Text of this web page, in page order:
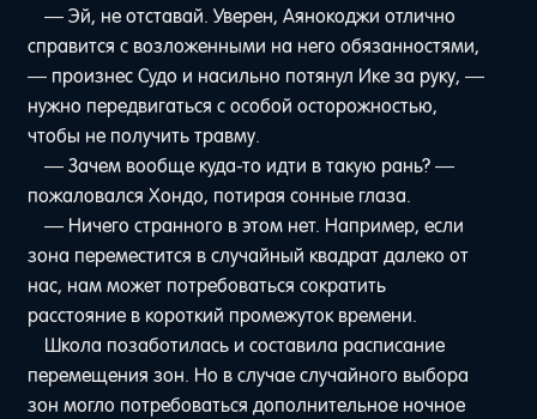
— Эй, не отставай. Уверен, Аянокоджи отлично
справится с возложенными на него обязанностями,
— произнес Судо и насильно потянул Ике за руку, —
нужно передвигаться с особой осторожностью,
чтобы не получить травму.
— Зачем вообще куда-то идти в такую рань? —
пожаловался Хондо, потирая сонные глаза.
— Ничего странного в этом нет. Например, если
зона переместится в случайный квадрат далеко от
нас, нам может потребоваться сократить
расстояние в короткий промежуток времени.
Школа позаботилась и составила расписание
перемещения зон. Но в случае случайного выбора
зон могло потребоваться дополнительное ночное